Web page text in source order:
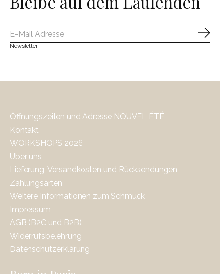
Newsletter
Öffnungszeiten und Adresse NOUVEL ÉTÉ
Kontakt
WORKSHOPS 2026
Über uns
Lieferung, Versandkosten und Rücksendungen
Zahlungsarten
Weitere Informationen zum Schmuck
Impressum
AGB (B2C und B2B)
Widerrufsbelehrung
Datenschutzerklärung